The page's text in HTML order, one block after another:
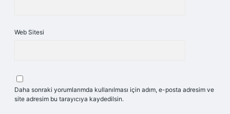
Web Sitesi
Daha sonraki yorumlarımda kullanılması için adım, e-posta adresim ve
site adresim bu tarayıcıya kaydedilsin.